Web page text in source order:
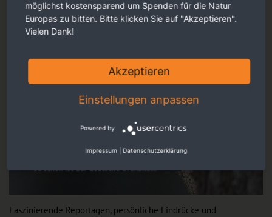
Faszinierende Reportagen, persönliche Eindrücke und
möglichst kostensparend um Spenden für die Natur
Europas zu bitten. Bitte klicken Sie auf "Akzeptieren".
Vielen Dank!
Akzeptieren
Einstellungen anpassen
Powered by
Impressum Datenschutzerklärung